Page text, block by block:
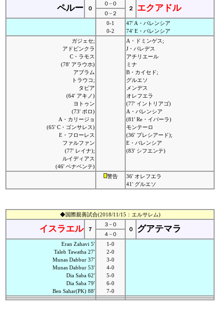
ペルー ０
０−０
２
エクアドル
０−２
0-1
0-2
47' A・バレンシア
74' E・バレンシア
ガジェセ;
アドビンクラ
C・ラモス
(78' アラウホ)
アブラム
トラウコ;
タピア
(64' アキノ)
ヨトゥン
(73' ポロ)
A・カリージョ
(65' C・ゴンサレス)
E・フローレス
ファルファン
(77' レイナ);
ルイディアス
(46' ベナベンテ)
A・ドミンゲス;
J・パレデス
アチリエール
ミナ
B・カイセド;
グルエソ
メンデス
オレフエラ
(77' イントリアゴ)
A・バレンシア
(81' Re・イバーラ)
モンテーロ
(36' プレシアード);
E・バレンシア
(83' シフエンテ)
警告
36' オレフエラ
41' グルエソ
◆国際親善試合(2018/11/15：エルサレム)
イスラエル ７
３−０
０
グアテマラ
４−０
Eran Zahavi 5'
Taleb Tawatha 27'
Munas Dabbur 37'
Munas Dabbur 53'
Dia Saba 62'
Dia Saba 79'
Ben Sahar(PK) 88'
1-0
2-0
3-0
4-0
5-0
6-0
7-0